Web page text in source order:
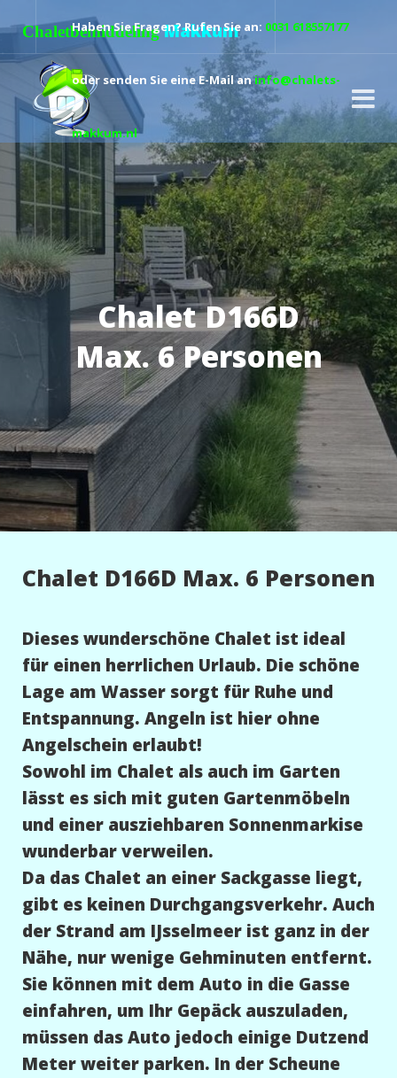
ChaletbemiddelingMakkum
Haben Sie Fragen? Rufen Sie an: 0031 618557177
oder senden Sie eine E-Mail aninfo@chalets-
makkum.nl
Chalet D166D
Max. 6 Personen
Chalet D166D Max. 6 Personen
Dieses wunderschöne Chalet ist ideal
für einen herrlichen Urlaub. Die schöne
Lage am Wasser sorgt für Ruhe und
Entspannung. Angeln ist hier ohne
Angelschein erlaubt!
Sowohl im Chalet als auch im Garten
lässt es sich mit guten Gartenmöbeln
und einer ausziehbaren Sonnenmarkise
wunderbar verweilen.
Da das Chalet an einer Sackgasse liegt,
gibt es keinen Durchgangsverkehr. Auch
der Strand am IJsselmeer ist ganz in der
Nähe, nur wenige Gehminuten entfernt.
Sie können mit dem Auto in die Gasse
einfahren, um Ihr Gepäck auszuladen,
müssen das Auto jedoch einige Dutzend
Meter weiter parken. In der Scheune